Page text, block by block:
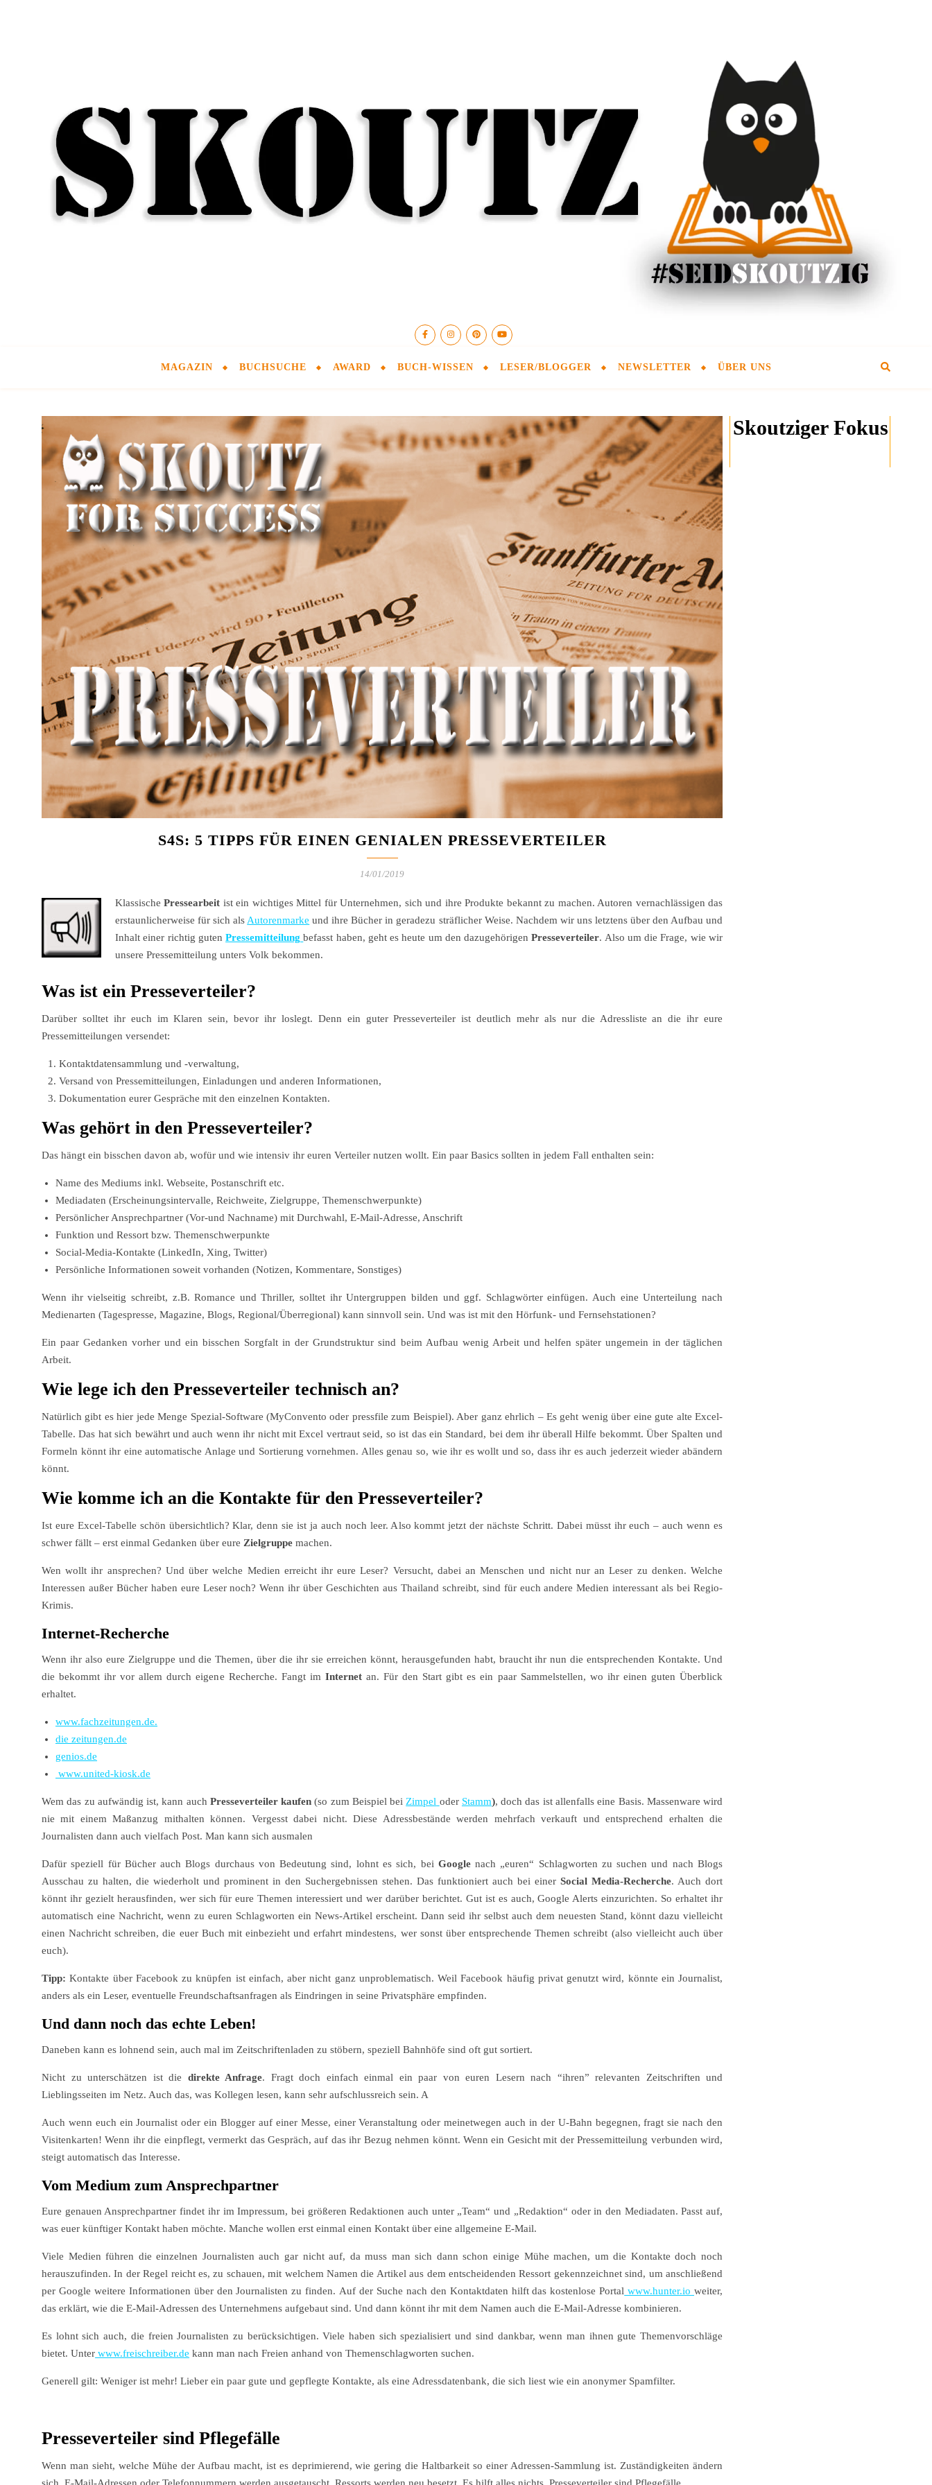
MAGAZIN BUCHSUCHE AWARD BUCH-WISSEN LESER/BLOGGER NEWSLETTER ÜBER UNS
S4S: 5 TIPPS FÜR EINEN GENIALEN PRESSEVERTEILER
14/01/2019
KlassischePressearbeit ist ein wichtiges Mittel für Unternehmen, sich und ihre Produkte bekannt zu machen. Autoren vernachlässigen das
erstaunlicherweise für sich als Autorenmarke und ihre Bücher in geradezu sträflicher Weise. Nachdem wir uns letztens über den Aufbau und
Inhalt einer richtig gutenPressemitteilung befasst haben, geht es heute um den dazugehörigenPresseverteiler. Also um die Frage, wie wir
unsere Pressemitteilung unters Volk bekommen.
Was ist ein Presseverteiler?
Darüber solltet ihr euch im Klaren sein, bevor ihr loslegt. Denn ein guter Presseverteiler ist deutlich mehr als nur die Adressliste an die ihr eure
Pressemitteilungen versendet:
Kontaktdatensammlung und -verwaltung,
Versand von Pressemitteilungen, Einladungen und anderen Informationen,
Dokumentation eurer Gespräche mit den einzelnen Kontakten.
Was gehört in den Presseverteiler?
Das hängt ein bisschen davon ab, wofür und wie intensiv ihr euren Verteiler nutzen wollt. Ein paar Basics sollten in jedem Fall enthalten sein:
Name des Mediums inkl. Webseite, Postanschrift etc.
Mediadaten (Erscheinungsintervalle, Reichweite, Zielgruppe, Themenschwerpunkte)
Persönlicher Ansprechpartner (Vor-und Nachname) mit Durchwahl, E-Mail-Adresse, Anschrift
Funktion und Ressort bzw. Themenschwerpunkte
Social-Media-Kontakte (LinkedIn, Xing, Twitter)
Persönliche Informationen soweit vorhanden (Notizen, Kommentare, Sonstiges)
Wenn ihr vielseitig schreibt, z.B. Romance und Thriller, solltet ihr Untergruppen bilden und ggf. Schlagwörter einfügen. Auch eine Unterteilung nach
Medienarten (Tagespresse, Magazine, Blogs, Regional/Überregional) kann sinnvoll sein. Und was ist mit den Hörfunk- und Fernsehstationen?
Ein paar Gedanken vorher und ein bisschen Sorgfalt in der Grundstruktur sind beim Aufbau wenig Arbeit und helfen später ungemein in der täglichen
Arbeit.
Wie lege ich den Presseverteiler technisch an?
Natürlich gibt es hier jede Menge Spezial-Software (MyConvento oder pressfile zum Beispiel). Aber ganz ehrlich – Es geht wenig über eine gute alte Excel-
Tabelle. Das hat sich bewährt und auch wenn ihr nicht mit Excel vertraut seid, so ist das ein Standard, bei dem ihr überall Hilfe bekommt. Über Spalten und
Formeln könnt ihr eine automatische Anlage und Sortierung vornehmen. Alles genau so, wie ihr es wollt und so, dass ihr es auch jederzeit wieder abändern
könnt.
Wie komme ich an die Kontakte für den Presseverteiler?
Ist eure Excel-Tabelle schön übersichtlich? Klar, denn sie ist ja auch noch leer. Also kommt jetzt der nächste Schritt. Dabei müsst ihr euch – auch wenn es
schwer fällt – erst einmal Gedanken über eure Zielgruppe machen.
Wen wollt ihr ansprechen? Und über welche Medien erreicht ihr eure Leser? Versucht, dabei an Menschen und nicht nur an Leser zu denken. Welche
Interessen außer Bücher haben eure Leser noch? Wenn ihr über Geschichten aus Thailand schreibt, sind für euch andere Medien interessant als bei Regio-
Krimis.
Internet-Recherche
Wenn ihr also eure Zielgruppe und die Themen, über die ihr sie erreichen könnt, herausgefunden habt, braucht ihr nun die entsprechenden Kontakte. Und
die bekommt ihr vor allem durch eigene Recherche. Fangt im Internetan. Für den Start gibt es ein paar Sammelstellen, wo ihr einen guten Überblick
erhaltet.
www.fachzeitungen.de.
die zeitungen.de
genios.de
www.united-kiosk.de
Wem das zu aufwändig ist, kann auch Presseverteiler kaufen(so zum Beispiel bei Zimpel oder Stamm), doch das ist allenfalls eine Basis. Massenware wird
nie mit einem Maßanzug mithalten können. Vergesst dabei nicht. Diese Adressbestände werden mehrfach verkauft und entsprechend erhalten die
Journalisten dann auch vielfach Post. Man kann sich ausmalen
Dafür speziell für Bücher auch Blogs durchaus von Bedeutung sind, lohnt es sich, bei Googlenach „euren“ Schlagworten zu suchen und nach Blogs
Ausschau zu halten, die wiederholt und prominent in den Suchergebnissen stehen. Das funktioniert auch bei einer Social Media-Recherche. Auch dort
könnt ihr gezielt herausfinden, wer sich für eure Themen interessiert und wer darüber berichtet. Gut ist es auch, Google Alerts einzurichten. So erhaltet ihr
automatisch eine Nachricht, wenn zu euren Schlagworten ein News-Artikel erscheint. Dann seid ihr selbst auch dem neuesten Stand, könnt dazu vielleicht
einen Nachricht schreiben, die euer Buch mit einbezieht und erfahrt mindestens, wer sonst über entsprechende Themen schreibt (also vielleicht auch über
euch).
Tipp: Kontakte über Facebook zu knüpfen ist einfach, aber nicht ganz unproblematisch. Weil Facebook häufig privat genutzt wird, könnte ein Journalist,
anders als ein Leser, eventuelle Freundschaftsanfragen als Eindringen in seine Privatsphäre empfinden.
Und dann noch das echte Leben!
Daneben kann es lohnend sein, auch mal im Zeitschriftenladen zu stöbern, speziell Bahnhöfe sind oft gut sortiert.
Nicht zu unterschätzen ist die direkte Anfrage. Fragt doch einfach einmal ein paar von euren Lesern nach “ihren” relevanten Zeitschriften und
Lieblingsseiten im Netz. Auch das, was Kollegen lesen, kann sehr aufschlussreich sein. A
Auch wenn euch ein Journalist oder ein Blogger auf einer Messe, einer Veranstaltung oder meinetwegen auch in der U-Bahn begegnen, fragt sie nach den
Visitenkarten! Wenn ihr die einpflegt, vermerkt das Gespräch, auf das ihr Bezug nehmen könnt. Wenn ein Gesicht mit der Pressemitteilung verbunden wird,
steigt automatisch das Interesse.
Vom Medium zum Ansprechpartner
Eure genauen Ansprechpartner findet ihr im Impressum, bei größeren Redaktionen auch unter „Team“ und „Redaktion“ oder in den Mediadaten. Passt auf,
was euer künftiger Kontakt haben möchte. Manche wollen erst einmal einen Kontakt über eine allgemeine E-Mail.
Viele Medien führen die einzelnen Journalisten auch gar nicht auf, da muss man sich dann schon einige Mühe machen, um die Kontakte doch noch
herauszufinden. In der Regel reicht es, zu schauen, mit welchem Namen die Artikel aus dem entscheidenden Ressort gekennzeichnet sind, um anschließend
per Google weitere Informationen über den Journalisten zu finden. Auf der Suche nach den Kontaktdaten hilft das kostenlose Portal www.hunter.io weiter,
das erklärt, wie die E-Mail-Adressen des Unternehmens aufgebaut sind. Und dann könnt ihr mit dem Namen auch die E-Mail-Adresse kombinieren.
Es lohnt sich auch, die freien Journalisten zu berücksichtigen. Viele haben sich spezialisiert und sind dankbar, wenn man ihnen gute Themenvorschläge
bietet. Unter www.freischreiber.de kann man nach Freien anhand von Themenschlagworten suchen.
Generell gilt: Weniger ist mehr! Lieber ein paar gute und gepflegte Kontakte, als eine Adressdatenbank, die sich liest wie ein anonymer Spamfilter.
Presseverteiler sind Pflegefälle
Wenn man sieht, welche Mühe der Aufbau macht, ist es deprimierend, wie gering die Haltbarkeit so einer Adressen-Sammlung ist. Zuständigkeiten ändern
Skoutziger Fokus